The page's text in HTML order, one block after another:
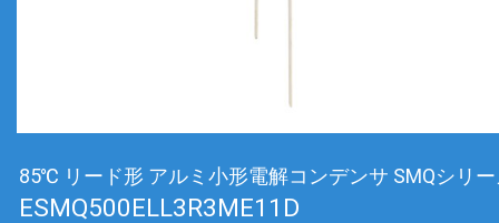
85℃ リード形 アルミ小形電解コンデンサ SMQシリ
ESMQ500ELL3R3ME11D